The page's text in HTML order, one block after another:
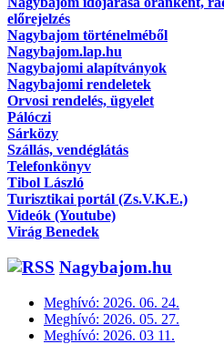
előrejelzés
Nagybajom történelméből
Nagybajom.lap.hu
Nagybajomi alapítványok
Nagybajomi rendeletek
Orvosi rendelés, ügyelet
Pálóczi
Sárközy
Szállás, vendéglátás
Telefonkönyv
Tibol László
Turisztikai portál (Zs.V.K.E.)
Videók (Youtube)
Virág Benedek
Nagybajom.hu
Meghívó: 2026. 06. 24.
Meghívó: 2026. 05. 27.
Meghívó: 2026. 03 11.